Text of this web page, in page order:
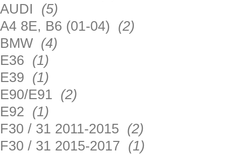
AUDI (5)
A4 8E, B6 (01-04) (2)
BMW (4)
E36 (1)
E39 (1)
E90/E91 (2)
E92 (1)
F30 / 31 2011-2015 (2)
F30 / 31 2015-2017 (1)